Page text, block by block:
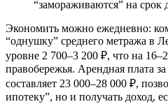
“замораживаются” на срок
Экономить можно ежедневно:
“однушку” среднего метража в
уровне 2 700–3 200 ₽, что на
правобережья. Арендная плата
составляет 23 000–28 000 ₽,
ипотеку”, но и получать доход,